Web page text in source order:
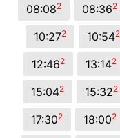
08:082 08:362
10:272 10:542
12:462 13:142
15:042 15:322
17:302 18:002